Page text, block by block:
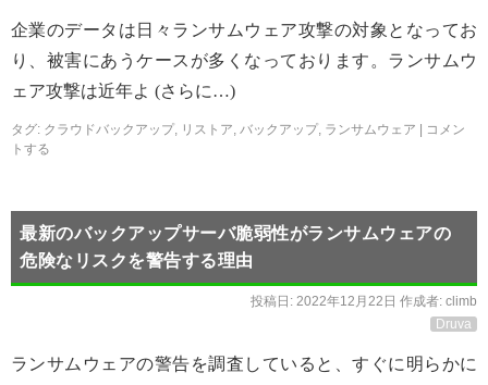
企業のデータは日々ランサムウェア攻撃の対象となってお
り、被害にあうケースが多くなっております。ランサムウ
ェア攻撃は近年よ (さらに…)
タグ: クラウドバックアップ, リストア, バックアップ, ランサムウェア
コメン
トする
最新のバックアップサーバ脆弱性がランサムウェアの
危険なリスクを警告する理由
投稿日: 2022年12月22日 作成者: climb
Druva
ランサムウェアの警告を調査していると、すぐに明らかに